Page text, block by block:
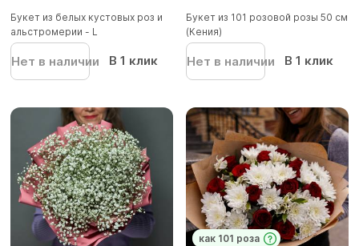
Букет из белых кустовых роз и
альстромерии - L
Нет в наличии В 1 клик
Букет из 101 розовой розы 50 см
(Кения)
Нет в наличии В 1 клик
как 101 роза